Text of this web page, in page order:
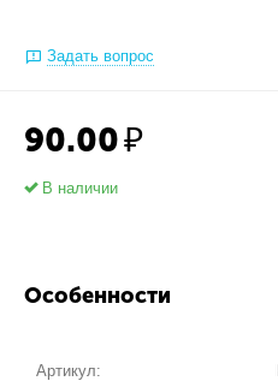
Задать вопрос
90.00₽
В наличии
Особенности
Артикул: